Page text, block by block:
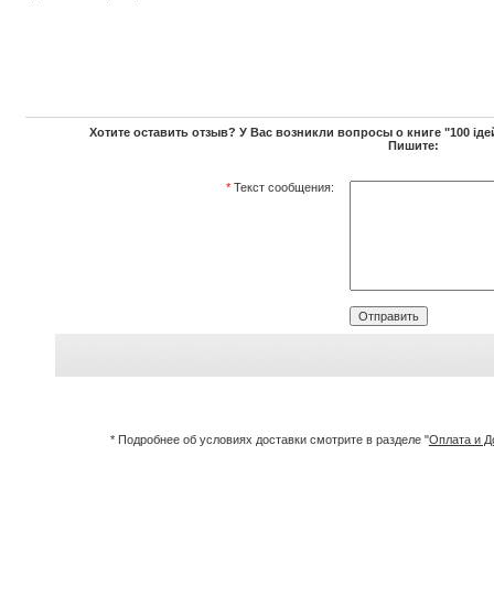
Хотите оставить отзыв? У Вас возникли вопросы о книге "100
Пишите:
* Текст сообщения:
* Подробнее об условиях доставки смотрите в разделе "Оплата и